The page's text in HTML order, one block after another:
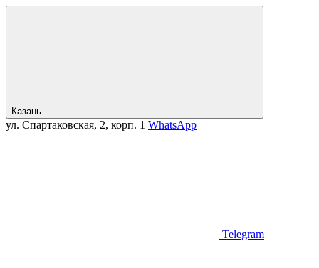
Казань
ул. Спартаковская, 2, корп. 1 WhatsApp
Telegram